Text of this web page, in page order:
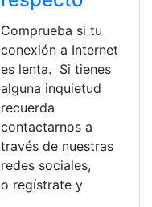
Comprueba si tu
conexión a Internet
es lenta. Si tienes
alguna inquietud
recuerda
contactarnos a
través de nuestras
redes sociales,
o regístrate y